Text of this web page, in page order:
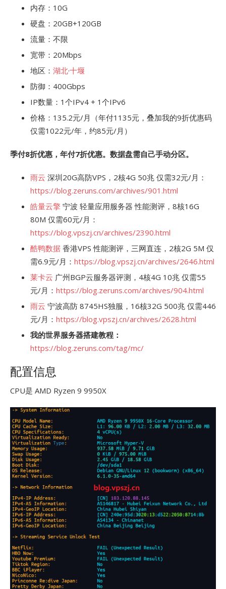
内存：10G
硬盘：20GB+120GB
流量：不限
宽带：20Mbps
地区： 湖北·十堰
防御：400Gbps
IP数量：1个IPv4 + 1个IPv6
价格：135.2元/月（年付1135元，叠加我的9折优惠码
仅需1022元/年，约85元/月）
季付8折优惠，年付7折优惠。数据盘需自己手动分区。
雨云 深圳20G高防VPS，2核4G 50兆 仅需32元/月：
https://blog.zeruns.com/archives/901.html
皓量云擎 宁波 轻量应用服务器 性能测评，8核16G
80M 仅需60元/月：
https://blog.vpszj.cn/archives/2390.html
酷鸭数据 香港VPS 性能测评，三网直连，2核2G 5M 仅
需6.9元/月： https://blog.vpszj.cn/archives/2646.html
莱卡云 广州BGP云服务器评测，4核4G 10兆 仅需55
元/月： https://blog.zeruns.com/archives/904.html
雨云 宁波高防 8745HS独服，16核32G 500兆 仅需446
元/月： https://blog.vpszj.cn/archives/2628.html
我的世界服务器搭建教程：
https://blog.zeruns.com/tag/mc/
配置信息
CPU是 AMD Ryzen 9 9950X